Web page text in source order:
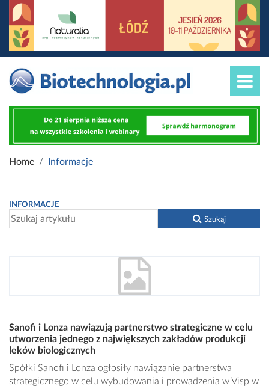
Home Informacje
INFORMACJE
Szukaj
Sanofi i Lonza nawiązują partnerstwo strategiczne w celu
utworzenia jednego z największych zakładów produkcji
leków biologicznych
Spółki Sanofi i Lonza ogłosiły nawiązanie partnerstwa
strategicznego w celu wybudowania i prowadzenia w Visp w